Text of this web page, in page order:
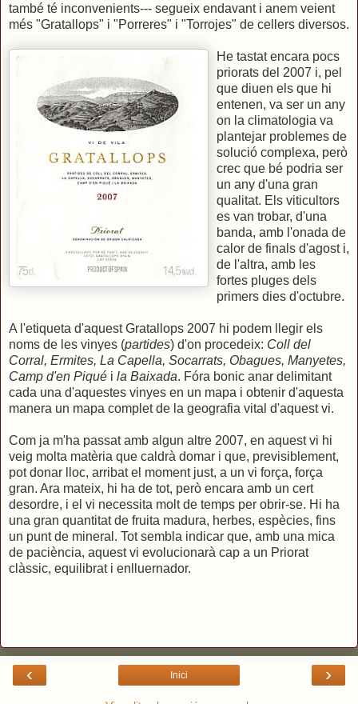
també té inconvenients--- segueix endavant i anem veient
més "Gratallops" i "Porreres" i "Torrojes" de cellers diversos.
He tastat encara pocs
priorats del 2007 i, pel
que diuen els que hi
entenen, va ser un any
on la climatologia va
plantejar problemes de
solució complexa, però
crec que bé podria ser
un any d'una gran
qualitat. Els viticultors
es van trobar, d'una
banda, amb l'onada de
calor de finals d'agost i,
de l'altra, amb les
fortes pluges dels
primers dies d'octubre.
A l'etiqueta d'aquest Gratallops 2007 hi podem llegir els
noms de les vinyes (partides) d'on procedeix: Coll del
Corral, Ermites, La Capella, Socarrats, Obagues, Manyetes,
Camp d'en Piqué i la Baixada. Fóra bonic anar delimitant
cada una d'aquestes vinyes en un mapa i obtenir d'aquesta
manera un mapa complet de la geografia vital d'aquest vi.
Com ja m'ha passat amb algun altre 2007, en aquest vi hi
veig molta matèria que caldrà domar i que, previsiblement,
pot donar lloc, arribat el moment just, a un vi força, força
gran. Ara mateix, hi ha de tot, però encara amb un cert
desordre, i el vi necessita molt de temps per obrir-se. Hi ha
una gran quantitat de fruita madura, herbes, espècies, fins
un punt de mineral. Tot sembla indicar que, amb una mica
de paciència, aquest vi evolucionarà cap a un Priorat
clàssic, equilibrat i enlluernador.
‹ ›
Inici